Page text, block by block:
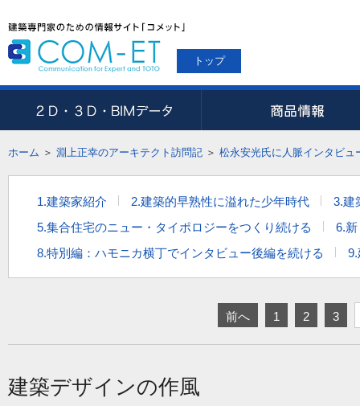
トップ
ホーム ＞ 淵上正幸のアーキテクト訪問記 ＞ 松永安光氏に人脈インタビュ
1.建築家紹介 2.建築的早熟性に溢れた少年時代
3.建
5.集合住宅のニュー・タイポロジーをつくり続ける
6.
8.特別編：ハモニカ横丁でインタビュー後編を続ける
前へ 1 2 3
建築デザインの作風